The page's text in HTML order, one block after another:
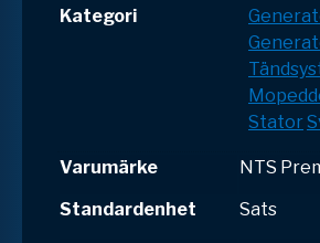
Kategori
Stator
Varumärke
NTS
Standardenhet
Sats